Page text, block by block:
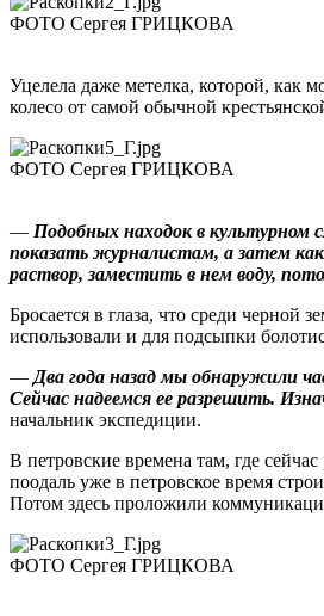
ФОТО Сергея ГРИЦКОВА
Уцелела даже метелка, которой, как
колесо от самой обычной
ФОТО Сергея ГРИЦКОВА
— Подобных находок в культурном
показать журналистам, а затем
раст­вор, заместить в нем воду,
Бросается в глаза, что среди черной
использовали и для подсыпки
—Два года назад мы обнаружили
Сейчас надеемся ее разрешить.
начальник экспедиции.
В петровские времена там, где
поодаль уже в петровское время
Потом здесь проложили
ФОТО Сергея ГРИЦКОВА